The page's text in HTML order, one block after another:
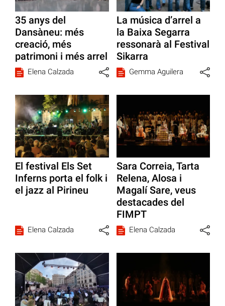
35 anys del
Dansàneu: més
creació, més
patrimoni i més arrel
Elena Calzada
La música d’arrel a
la Baixa Segarra
ressonarà al Festival
Sikarra
Gemma Aguilera
El festival Els Set
Inferns porta el folk i
el jazz al Pirineu
Elena Calzada
Sara Correia, Tarta
Relena, Alosa i
Magalí Sare, veus
destacades del
FIMPT
Elena Calzada